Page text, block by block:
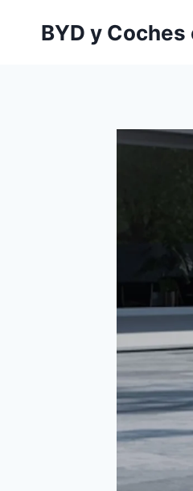
BYD y